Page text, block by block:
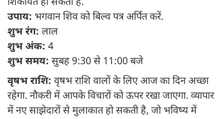
उपाय: भगवान शिव को बिल्व पत्र अर्पित करें.
शुभ रंग: लाल
शुभ अंक: 4
शुभ समय: सुबह 9:30 से 11:00 बजे
वृषभ राशि: वृषभ राशि वालों के लिए आज का दिन अच्छा
रहेगा. नौकरी में आपके विचारों को ऊपर रखा जाएगा. व्यापार
में नए साझेदारों से मुलाकात हो सकती है, जो भविष्य में